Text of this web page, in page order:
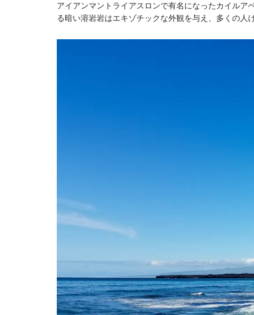
アイアンマントライアスロンで有名になったカイル
る暗い溶岩岩はエキゾチックな外観を与え、多くの人